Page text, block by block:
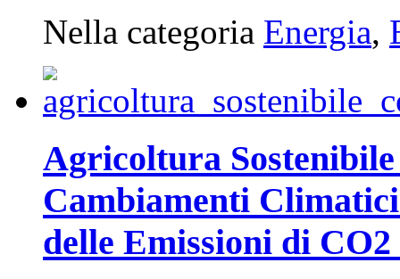
Nella categoria Energia,
Agricoltura
Cambiamenti
delle Emissioni di